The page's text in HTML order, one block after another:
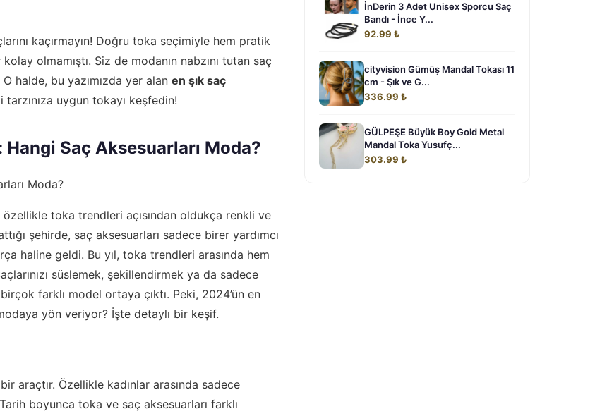
kaçırmayın! Doğru toka seçimiyle hem pratik
olmamıştı. Siz de modanın nabzını tutan saç
halde, bu yazımızda yer alan en şık saç
uygun tokayı keşfedin!
Saç Aksesuarları Moda?
Moda?
özellikle toka trendleri açısından oldukça renkli ve
şehirde, saç aksesuarları sadece birer yardımcı
haline geldi. Bu yıl, toka trendleri arasında hem
süslemek, şekillendirmek ya da sadece
farklı model ortaya çıktı. Peki, 2024’ün en
yön veriyor? İşte detaylı bir keşif.
araçtır. Özellikle kadınlar arasında sadece
boyunca toka ve saç aksesuarları farklı
İnDerin 3 Adet Unisex Sporcu Saç
Bandı - İnce Y...
92.99 ₺
cityvision Gümüş Mandal Tokası 11
cm - Şık ve G...
336.99 ₺
GÜLPEŞE Büyük Boy Gold Metal
Mandal Toka Yusufç...
303.99 ₺